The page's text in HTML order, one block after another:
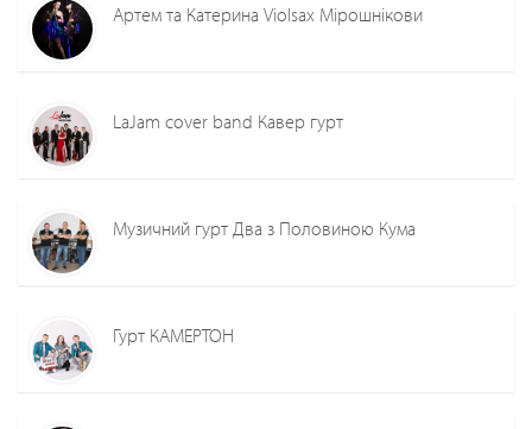
Артем та Катерина Violsax Мірошнікови
LaJam cover band Кавер гурт
Музичний гурт Два з Половиною Кума
Гурт КАМЕРТОН